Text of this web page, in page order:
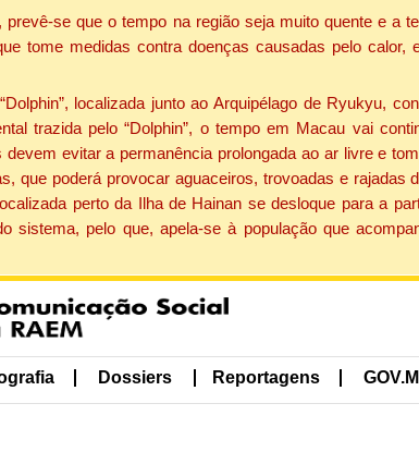
se que o tempo na região seja muito quente e a
tome medidas contra doenças causadas pelo
localizada junto ao Arquipélago de Ryukyu,
trazida pelo “Dolphin”, o tempo em Macau vai
evitar a permanência prolongada ao ar livre e
que poderá provocar aguaceiros, trovoadas e rajadas
perto da Ilha de Hainan se desloque para a
sistema, pelo que, apela-se à população que
Dossiers Reportagens